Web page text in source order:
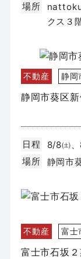
場所
クス３
不動産 静岡
静岡市葵区
日程
8/8㈯
場所
静岡市
不動産 富士
富士市石坂